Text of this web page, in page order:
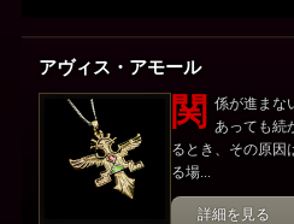
アヴィス・アモール
関
係が進まな
あっても続
るとき、その原因
る場...
詳細を見る